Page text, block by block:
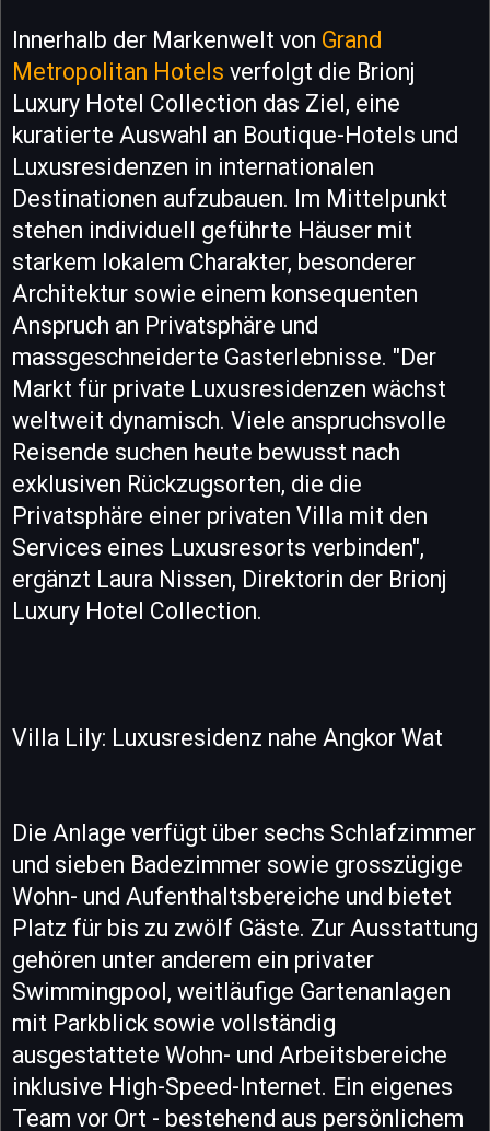
Innerhalb der Markenwelt von Grand
Metropolitan Hotels verfolgt die Brionj
Luxury Hotel Collection das Ziel, eine
kuratierte Auswahl an Boutique-Hotels und
Luxusresidenzen in internationalen
Destinationen aufzubauen. Im Mittelpunkt
stehen individuell geführte Häuser mit
starkem lokalem Charakter, besonderer
Architektur sowie einem konsequenten
Anspruch an Privatsphäre und
massgeschneiderte Gasterlebnisse. "Der
Markt für private Luxusresidenzen wächst
weltweit dynamisch. Viele anspruchsvolle
Reisende suchen heute bewusst nach
exklusiven Rückzugsorten, die die
Privatsphäre einer privaten Villa mit den
Services eines Luxusresorts verbinden",
ergänzt Laura Nissen, Direktorin der Brionj
Luxury Hotel Collection.
Villa Lily: Luxusresidenz nahe Angkor Wat
Die Anlage verfügt über sechs Schlafzimmer
und sieben Badezimmer sowie grosszügige
Wohn- und Aufenthaltsbereiche und bietet
Platz für bis zu zwölf Gäste. Zur Ausstattung
gehören unter anderem ein privater
Swimmingpool, weitläufige Gartenanlagen
mit Parkblick sowie vollständig
ausgestattete Wohn- und Arbeitsbereiche
inklusive High-Speed-Internet. Ein eigenes
Team vor Ort - bestehend aus persönlichem